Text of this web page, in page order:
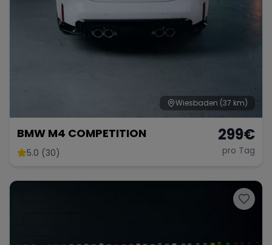
Wiesbaden (37 km)
BMW M4 COMPETITION
5.0 (30)
299€
pro Tag